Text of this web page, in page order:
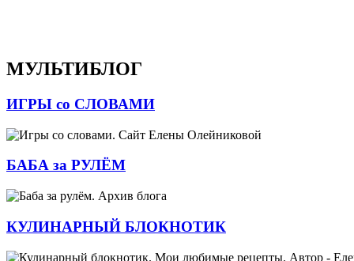
МУЛЬТИБЛОГ
ИГРЫ со СЛОВАМИ
БАБА за РУЛЁМ
КУЛИНАРНЫЙ БЛОКНОТИК